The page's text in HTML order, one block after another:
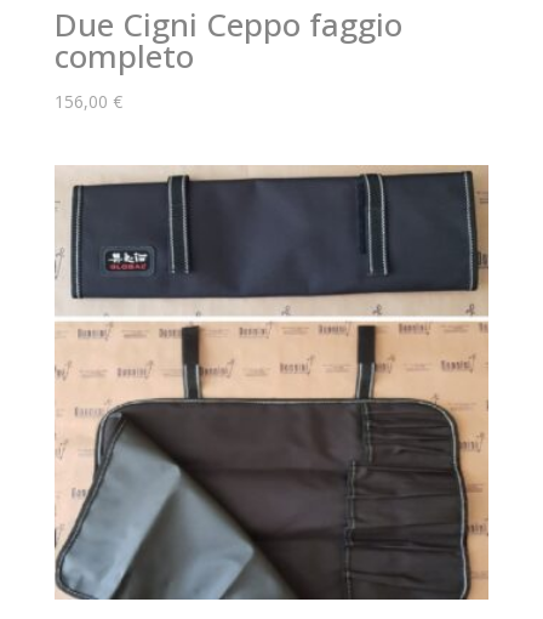
Due Cigni Ceppo faggio
completo
156,00 €